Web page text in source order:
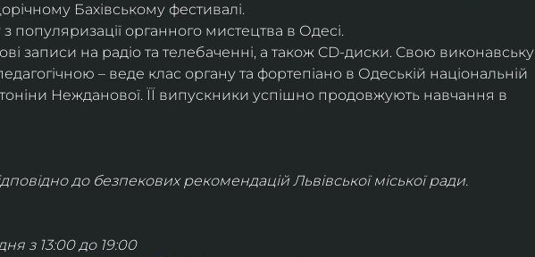
Бахівському фестивалі.
популяризації органного мистецтва в Одесі.
записи на радіо та телебаченні, а також CD-диски. Свою виконавську
– веде клас органу та фортепіано в Одеській національній
Нежданової. ЇЇ випускники успішно продовжують навчання в
до безпекових рекомендацій Львівської міської ради.
з 13:00 до 19:00